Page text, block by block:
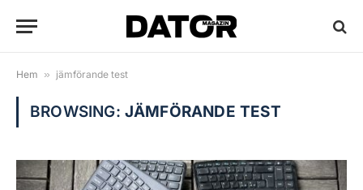
Hem » jämförande test
BROWSING: JÄMFÖRANDE TEST